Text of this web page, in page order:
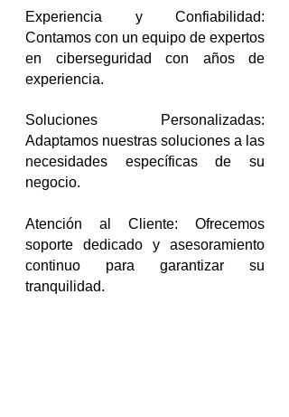
Experiencia y Confiabilidad:
Contamos con un equipo de expertos
en ciberseguridad con años de
experiencia.
Soluciones Personalizadas:
Adaptamos nuestras soluciones a las
necesidades específicas de su
negocio.
Atención al Cliente: Ofrecemos
soporte dedicado y asesoramiento
continuo para garantizar su
tranquilidad.​